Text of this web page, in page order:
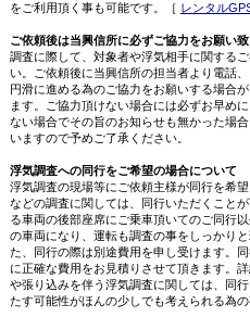
をご利用頂く事も可能です。［ レンタル
ご依頼後は当興信所に必ずご協力をお願い
調査に際して、対象者や浮気相手に関する
い。ご依頼後に当興信所の担当者より電話
円滑に進める為のご協力をお願いする場合
ます。ご協力頂けない場合には必ずお早め
ない場合でその旨のお知らせも無かった場
いますので予めご了承ください。
浮気調査への同行をご希望の場合について
浮気調査の現場等にご依頼主様が同行を希
などの調査に関しては、同行いただくこと
る車両の後部座席にご乗車頂いてのご同行
の車両になり、運転も調査の事をしっかり
た、同行の際は別途費用を申し受けます。
に正確な費用をお見積りさせて頂きます。
や張り込みを伴う浮気調査に関しては、同
たす可能性がほんの少しでも考えられる為